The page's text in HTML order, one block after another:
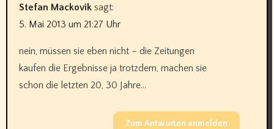
Stefan Mackovik sagt:
5. Mai 2013 um 21:27 Uhr
nein, müssen sie eben nicht – die Zeitungen
kaufen die Ergebnisse ja trotzdem, machen sie
schon die letzten 20, 30 Jahre…
Zum Antworten anmelden